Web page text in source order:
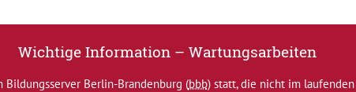
Wichtige Information – Wartungsarbeiten
Bildungsserver Berlin-Brandenburg (bbb) statt, die nicht im